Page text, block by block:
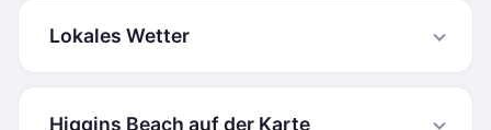
Lokales Wetter
Higgins Beach auf der Karte